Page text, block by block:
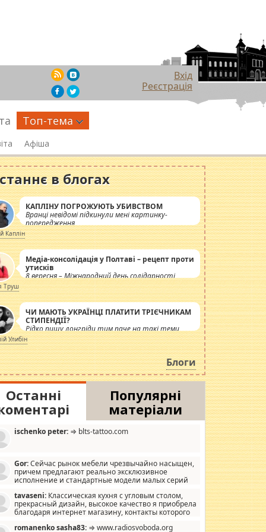
Вхід
Реєстрація
Топ-тема
Афіша
в блогах
КАПЛІНУ ПОГРОЖУЮТЬ УБИВСТВОМ
Вранці невідомі підкинули мені картинку-
попередження
Каплін
Медіа-консолідація у Полтаві – рецепт проти
утисків
8 вересня – Міжнародний день солідарності
журналістів.
Труш
ЧИ МАЮТЬ УКРАЇНЦІ ПЛАТИТИ ТРІЄЧНИКАМ
СТИПЕНДІЇ?
Рідко пишу лонгріди тим паче на такі теми,
але вже просто дістало! Обурюють сьогоднішні
інсенуації навколо стипендіального питання.
Штучно роздувається ще одна соціальна
катастрофа.
Улибін
Блоги
Останні
Популярні
матеріали
ischenko peter: ⇒ blts-tattoo.com
Gor:Сейчас рынок мебели чрезвычайно насыщен,
причем предлагают реально эксклюзивное
исполнение и стандартные модели малых серий
мало походит на стандартные формы, в MebelOk,
и что главное - со вкусом все в порядке,
ненужных наворотов удорожающих мебель, а это не
tavaseni: Классическая кухня с угловым столом,
прекрасный дизайн, высокое качество я приобрела
благодаря интернет магазину, контакты которого
romanenko sasha83: ⇒ www.radiosvoboda.org